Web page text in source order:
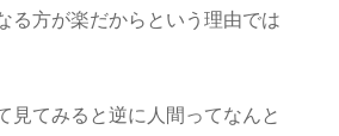
る方が楽だからという理由では
見てみると逆に人間ってなんと